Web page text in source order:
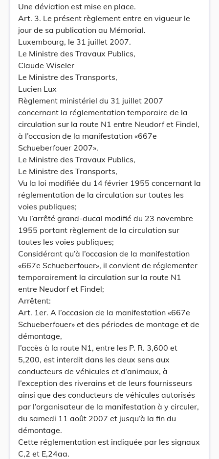
Une déviation est mise en place.
Art. 3. Le présent règlement entre en vigueur le
jour de sa publication au Mémorial.
Luxembourg, le 31 juillet 2007.
Le Ministre des Travaux Publics,
Claude Wiseler
Le Ministre des Transports,
Lucien Lux
Règlement ministériel du 31 juillet 2007
concernant la réglementation temporaire de la
circulation sur la route N1 entre Neudorf et Findel,
à l’occasion de la manifestation «667e
Schueberfouer 2007».
Le Ministre des Travaux Publics,
Le Ministre des Transports,
Vu la loi modifiée du 14 février 1955 concernant la
réglementation de la circulation sur toutes les
voies publiques;
Vu l’arrêté grand-ducal modifié du 23 novembre
1955 portant règlement de la circulation sur
toutes les voies publiques;
Considérant qu’à l’occasion de la manifestation
«667e Schueberfouer», il convient de réglementer
temporairement la circulation sur la route N1
entre Neudorf et Findel;
Arrêtent:
Art. 1er. A l’occasion de la manifestation «667e
Schueberfouer» et des périodes de montage et de
démontage,
l’accès à la route N1, entre les P. R. 3,600 et
5,200, est interdit dans les deux sens aux
conducteurs de véhicules et d’animaux, à
l’exception des riverains et de leurs fournisseurs
ainsi que des conducteurs de véhicules autorisés
par l’organisateur de la manifestation à y circuler,
du samedi 11 août 2007 et jusqu’à la fin du
démontage.
Cette réglementation est indiquée par les signaux
C,2 et E,24aa.